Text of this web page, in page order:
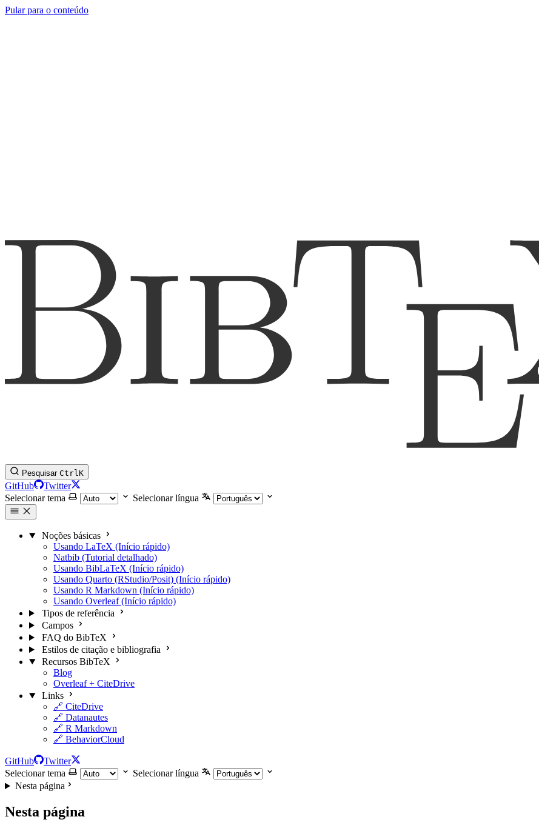
Pular para o conteúdo
Pesquisar CtrlK
GitHub
Twitter
Selecionar tema
Selecionar língua
Noções básicas
Usando LaTeX (Início rápido)
Natbib (Tutorial detalhado)
Usando BibLaTeX (Início rápido)
Usando Quarto (RStudio/Posit) (Início rápido)
Usando R Markdown (Início rápido)
Usando Overleaf (Início rápido)
Tipos de referência
Campos
FAQ do BibTeX
Estilos de citação e bibliografia
Recursos BibTeX
Blog
Overleaf + CiteDrive
Links
🔗 CiteDrive
🔗 Datanautes
🔗 R Markdown
🔗 BehaviorCloud
GitHub
Twitter
Selecionar tema
Selecionar língua
Nesta página
Nesta página